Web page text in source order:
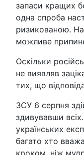
запаси кращих
одна спроба
ризикованою.
можливе
Оскільки
не виявляв
тих, що
ЗСУ 6 серпня
здивувавши
українських
багато хто
кроком, ніж